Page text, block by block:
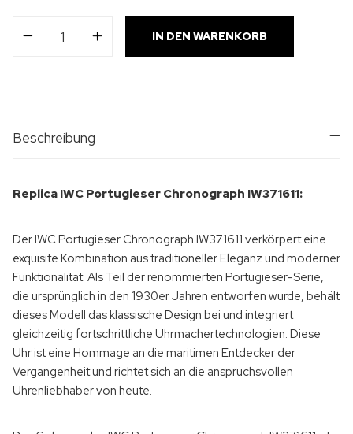
IN DEN WARENKORB
Beschreibung
Replica IWC Portugieser Chronograph IW371611:
Der IWC Portugieser Chronograph IW371611 verkörpert eine
exquisite Kombination aus traditioneller Eleganz und moderner
Funktionalität. Als Teil der renommierten Portugieser-Serie,
die ursprünglich in den 1930er Jahren entworfen wurde, behält
dieses Modell das klassische Design bei und integriert
gleichzeitig fortschrittliche Uhrmachertechnologien. Diese
Uhr ist eine Hommage an die maritimen Entdecker der
Vergangenheit und richtet sich an die anspruchsvollen
Uhrenliebhaber von heute.